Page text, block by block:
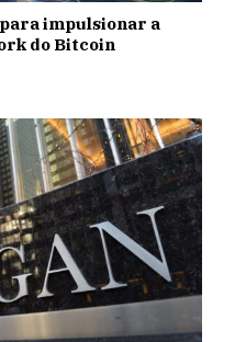
impulsionar a
do Bitcoin